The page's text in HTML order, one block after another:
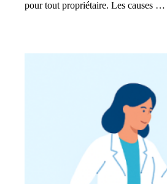
pour tout propriétaire. Les causes …